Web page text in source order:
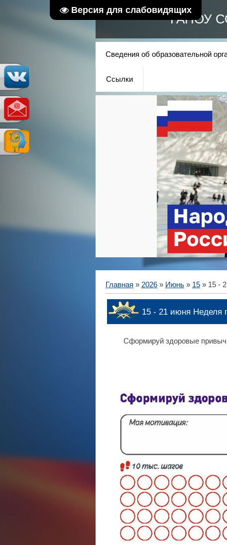
Версия для слабовидящих
ГАПОУ
Сведения об образовательной
Ссылки
Главная » 2026 » Июнь » 15 » 15 -
15 - 21 июня Неделя
Сформируй здоровые